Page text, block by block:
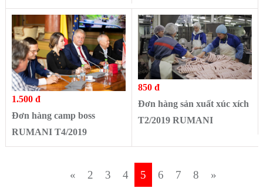
1.500 đ
Đơn hàng camp boss
RUMANI T4/2019
850 đ
Đơn hàng sản xuất xúc xích
T2/2019 RUMANI
« 2 3 4 5 6 7 8 »